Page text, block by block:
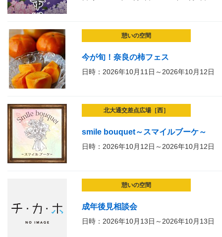
憩いの空間
今が旬！奈良の柿フェス
日時：2026年10月11日～2026年10月12日
北大通交差点広場［西］
smile bouquet～スマイルブーケ～
日時：2026年10月12日～2026年10月12日
憩いの空間
成年後見相談会
日時：2026年10月13日～2026年10月13日